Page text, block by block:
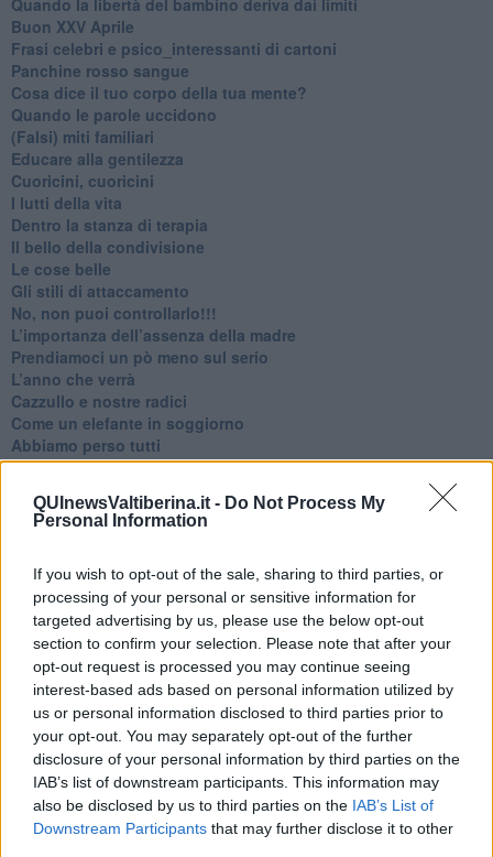
QUInewsValtiberina.it - Do Not Process My
Personal Information
If you wish to opt-out of the sale, sharing to third parties, or
processing of your personal or sensitive information for
targeted advertising by us, please use the below opt-out
section to confirm your selection. Please note that after your
opt-out request is processed you may continue seeing
interest-based ads based on personal information utilized by
us or personal information disclosed to third parties prior to
your opt-out. You may separately opt-out of the further
disclosure of your personal information by third parties on the
IAB’s list of downstream participants. This information may
also be disclosed by us to third parties on the IAB’s List of
Downstream Participants that may further disclose it to other
Buon XXV Aprile
​Frasi celebri e psico_interessanti di cartoni
​Panchine rosso sangue
​Cosa dice il tuo corpo della tua mente?
​Quando le parole uccidono
​(Falsi) miti familiari
​Educare alla gentilezza
​Cuoricini, cuoricini
I lutti della vita
​Dentro la stanza di terapia
​Il bello della condivisione
Le cose belle
​Gli stili di attaccamento
No, non puoi controllarlo!!!
​L’importanza dell’assenza della madre
​Prendiamoci un pò meno sul serio
​L’anno che verrà
​Cazzullo e nostre radici
​Come un elefante in soggiorno
​Abbiamo perso tutti
E se le cose non vanno come vorresti?
Come è davvero la terapia
Quando il diritto alla disconnessione non viene accolto
​Il diritto ad essere disconnessi
​Il pensiero dicotomico e la salute mentale
​Consigli di lettura per genitori e non solo
​La Clownterapia
​Differenze tra persone frustrate e non
L’invisibile fatica mentale
Vacanze a km zero
​Buone Vacan(si)e!
​Il lato positivo delle cose
​Storie antiche di tempi moderni
​Quello che alle mamme non dicono
Adultescenza
Homo imbecillis